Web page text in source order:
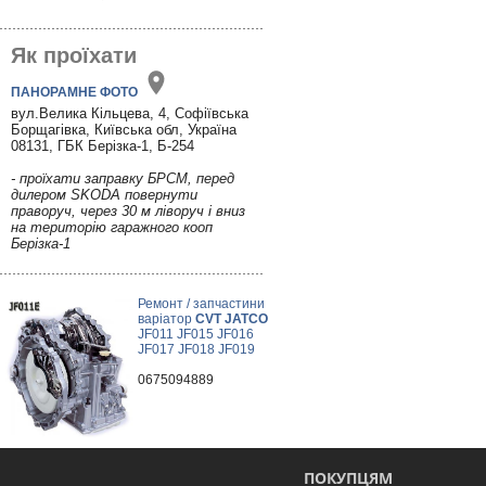
Як проїхати
ПАНОРАМНЕ ФОТО
вул.Велика Кільцева, 4, Софіївська
Борщагівка, Київська обл, Україна
08131, ГБК Берізка-1, Б-254
- проїхати заправку БРСМ, перед
дилером SKODA повернути
праворуч, через 30 м ліворуч і вниз
на територію гаражного кооп
Берізка-1
Ремонт / запчастини
варіатор CVT JATCO
JF011 JF015 JF016
JF017 JF018 JF019
0675094889
ПОКУПЦЯМ